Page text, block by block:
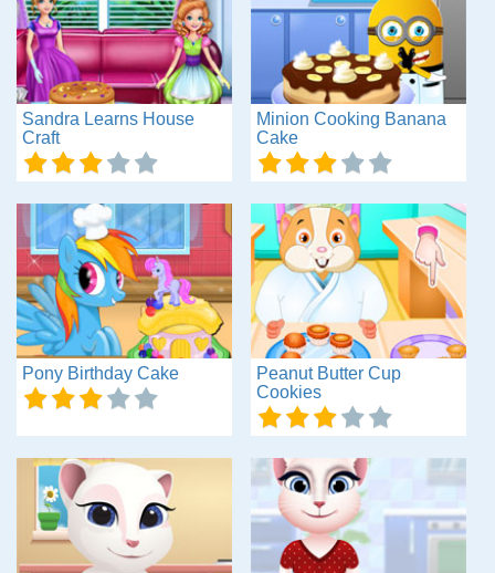
Sandra Learns House
Craft
Minion Cooking Banana
Cake
Pony Birthday Cake
Peanut Butter Cup
Cookies